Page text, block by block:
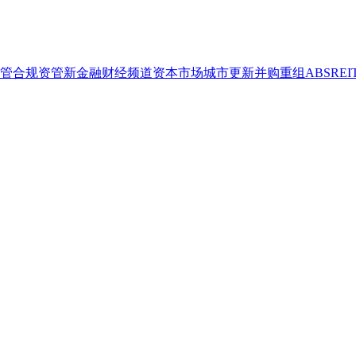
合规资管新金融财经频道资本市场城市更新并购重组 ABS